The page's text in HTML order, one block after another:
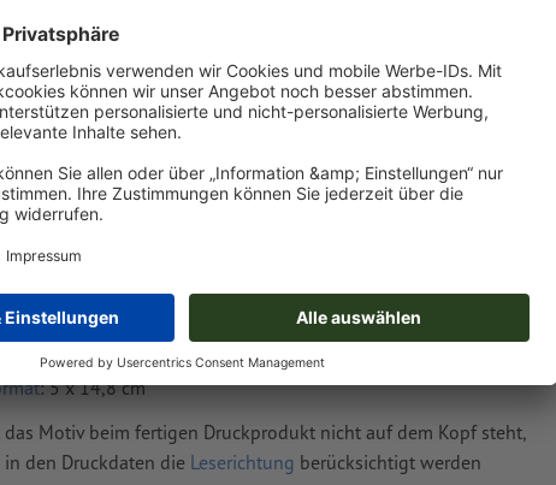
netto
€ 43,36
inkl. 20% MwSt.
€ 52,03
ca.:
(inkl. 2 mm Beschnitt): 5,4 x 15,2 cm
: 5 x 14,8 cm
das Motiv beim fertigen Druckprodukt nicht auf dem Kopf steht,
den Druckdaten die Leserichtung berücksichtigt werden